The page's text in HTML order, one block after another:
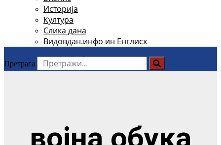
Историја
Култура
Слика дана
Видовдан.инфо ин Енглисх
Претрага
војна обука